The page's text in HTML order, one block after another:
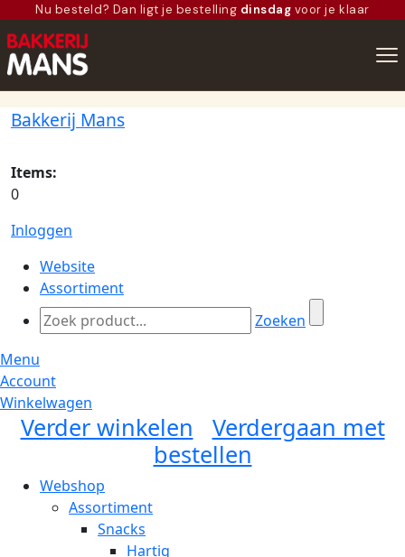
Nu besteld? Dan ligt je bestelling dinsdag voor je klaar